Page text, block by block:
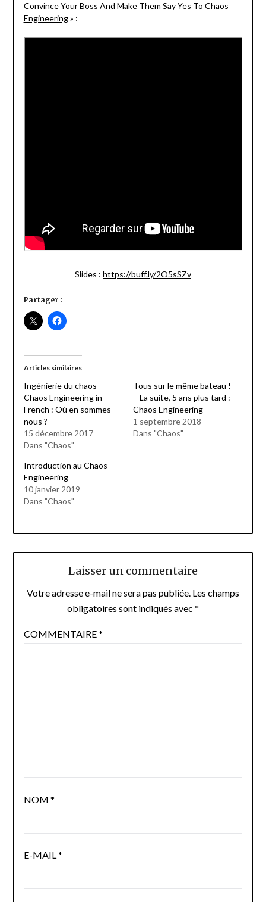
Convince Your Boss And Make Them Say Yes To Chaos
Engineering» :
Slides : https://buff.ly/2O5sSZv
Partager :
Articles similaires
Ingénierie du chaos —
Chaos Engineering in
French : Où en sommes-
nous ?
15 décembre 2017
Dans "Chaos"
Tous sur le même bateau !
– La suite, 5 ans plus tard :
Chaos Engineering
1 septembre 2018
Dans "Chaos"
Introduction au Chaos
Engineering
10 janvier 2019
Dans "Chaos"
Laisser un commentaire
Votre adresse e-mail ne sera pas publiée. Les champs
obligatoires sont indiqués avec *
COMMENTAIRE*
NOM *
E-MAIL*